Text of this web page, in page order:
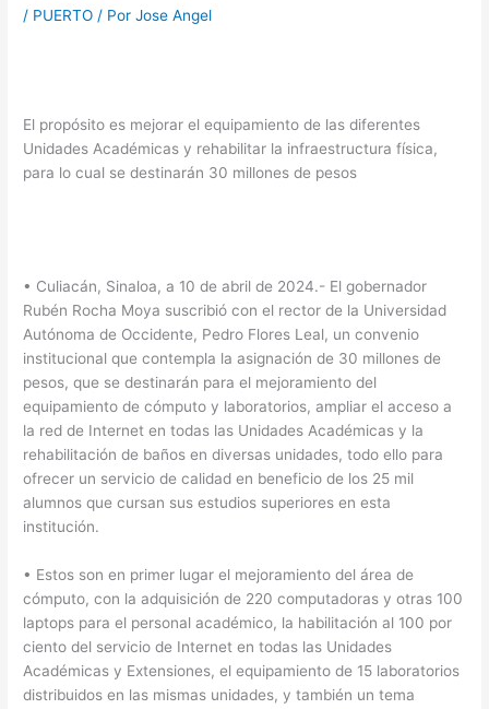
/ PUERTO / PorJose Angel
El propósito es mejorar el equipamiento de las diferentes
Unidades Académicas y rehabilitar la infraestructura física,
para lo cual se destinarán 30 millones de pesos
• Culiacán, Sinaloa, a 10 de abril de 2024.- El gobernador
Rubén Rocha Moya suscribió con el rector de la Universidad
Autónoma de Occidente, Pedro Flores Leal, un convenio
institucional que contempla la asignación de 30 millones de
pesos, que se destinarán para el mejoramiento del
equipamiento de cómputo y laboratorios, ampliar el acceso a
la red de Internet en todas las Unidades Académicas y la
rehabilitación de baños en diversas unidades, todo ello para
ofrecer un servicio de calidad en beneficio de los 25 mil
alumnos que cursan sus estudios superiores en esta
institución.
• Estos son en primer lugar el mejoramiento del área de
cómputo, con la adquisición de 220 computadoras y otras 100
laptops para el personal académico, la habilitación al 100 por
ciento del servicio de Internet en todas las Unidades
Académicas y Extensiones, el equipamiento de 15 laboratorios
distribuidos en las mismas unidades, y también un tema